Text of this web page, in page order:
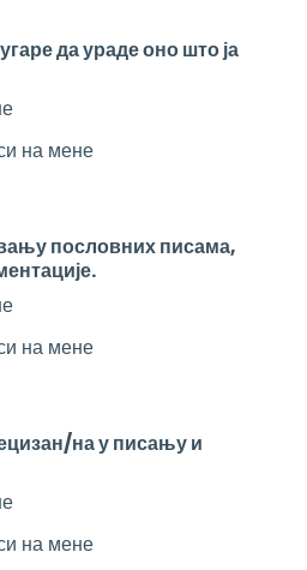
да ураде оно што ја
на мене
пословних писама,
на мене
на у писању и
на мене